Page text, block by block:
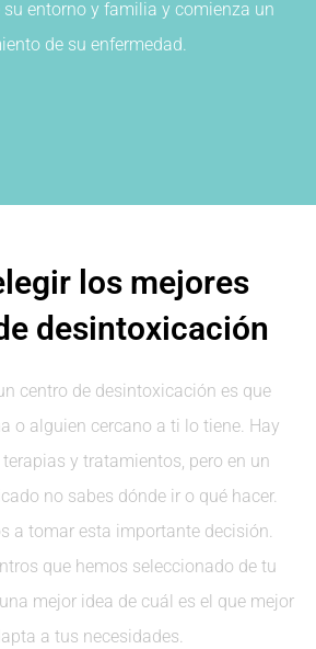
entorno y familia y comienza un
de su enfermedad.
los mejores
desintoxicación
centro de desintoxicación es que
o alguien cercano a ti lo tiene. Hay
y tratamientos, pero en un
no sabes dónde ir o qué hacer.
a tomar esta importante decisión.
que hemos seleccionado de tu
mejor idea de cuál es el que mejor
a tus necesidades.